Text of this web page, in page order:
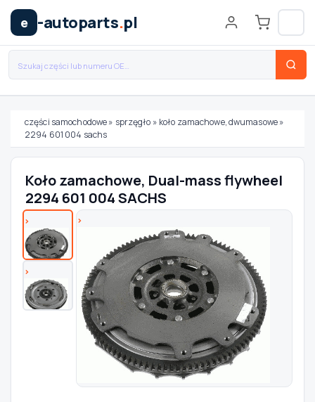
e -autoparts.pl
Wybierz swój pojazd
MARKA
MODEL
TYP / SILNIK
Szukaj pasujących części
Anuluj
części samochodowe» sprzęgło » koło zamachowe, dwumasowe»
2294 601 004 sachs
Koło zamachowe, Dual-mass flywheel
2294 601 004 SACHS